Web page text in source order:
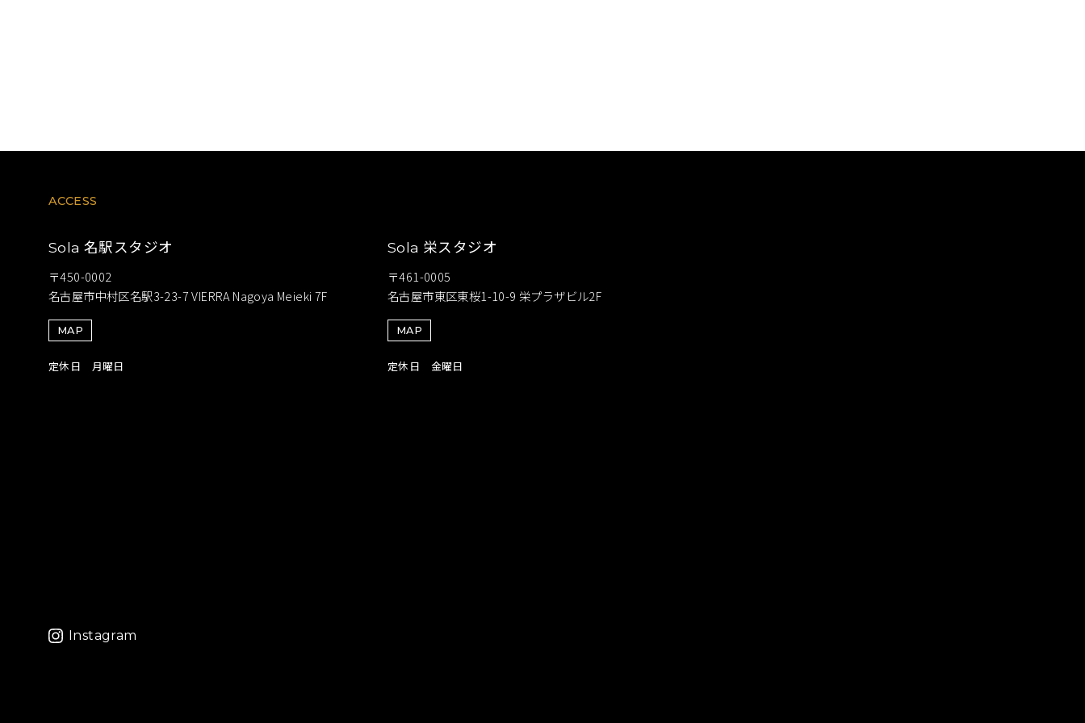
ACCESS
Sola 名駅スタジオ
〒450-0002
名古屋市中村区名駅3-23-7 VIERRA Nagoya Meieki 7F
MAP
定休日 月曜日
Sola 栄スタジオ
〒461-0005
名古屋市東区東桜1-10-9 栄プラザビル2F
MAP
定休日 金曜日
Instagram